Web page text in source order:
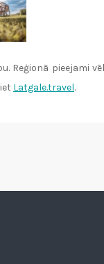
Reģionā pieejami
Latgale.travel.